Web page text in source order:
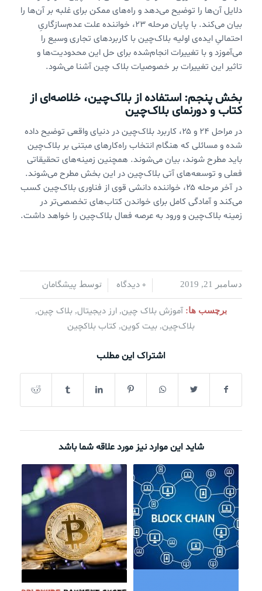
دلایل آن‌ها را توضیح می‌دهد و راه‌های ممکن برای غلبه بر آن‌ها را
بیان می‌کند. با پایان مرحله ۲۳، خواننده علت عدم‌سازگاریِ
احتمالیِ ایده‌ی اولیه بلاک‌چین با کاربردهای تجاری وسیع را
می‌آموزد و با تغییرات انجام‌شده برای حل این محدودیت‌ها و
تاثیر این تغییرات بر خصوصیات بلاک چین آشنا می‌شود.
بخش پنجم: استفاده از بلاک‌چین، خلاصه‌ای از
کتاب و دورنمای بلاک‌چین
در مراحل ۲۴ و ۲۵، کاربرد بلاک‌چین در دنیای واقعی توضیح داده
شده و مسائلی که هنگام انتخاب راه‌کارهای مبتنی بر بلاک‌چین
باید مطرح شوند، بیان می‌شوند. همچنین زمینه‌های تحقیقاتی
فعلی و توسعه‌های آتی بلاک‌چین در این بخش مطرح می‌شوند.
در آخر مرحله ۲۵، خواننده دانشی قوی از فناوری بلاک‌چین کسب
می‌کند و آمادگی کامل برای خواندن کتاب‌های تخصصی‌تر در
زمینه بلاک‌چین و ورود به عرصه فعال بلاک‌چین را خواهد داشت.
دسامبر 21, 2019 / 0 دیدگاه
/ توسط پیشگامان
برچسب ها: آموزش بلاک چین, ارز دیجیتال, بلاک چین,
بلاک‌چین, بیت کوین, کتاب بلاکچین
اشتراک این مطلب
شاید این موارد نیز مورد علاقه شما باشد